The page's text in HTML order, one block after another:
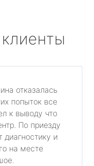
отказалась
попыток все
к выводу что
По приезду
диагностику и
на месте